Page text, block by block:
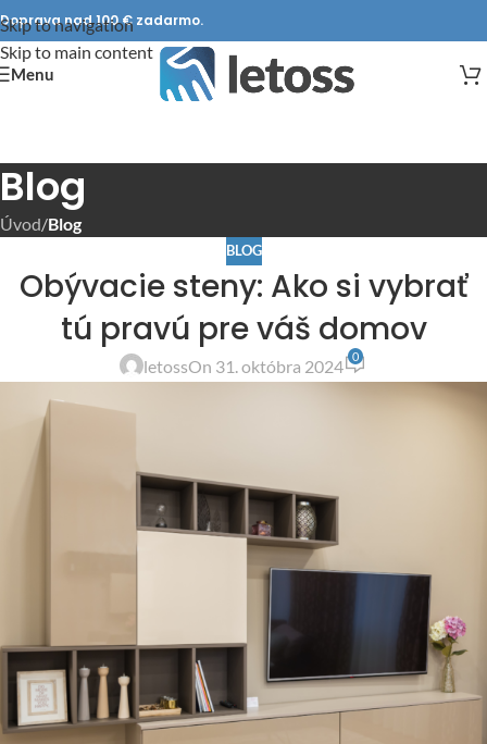
Skip to navigation
Skip to main content
Doprava nad 100 € zadarmo.
Menu
Blog
Úvod/Blog
BLOG
Obývacie steny: Ako si vybrať
tú pravú pre váš domov
letossOn 31. októbra 2024 0